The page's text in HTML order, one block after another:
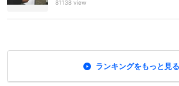
81138 view
ランキングをもっと見る